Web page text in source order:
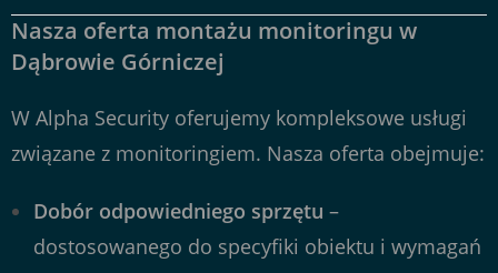
Nasza oferta montażu monitoringu w
Dąbrowie Górniczej
W Alpha Security oferujemy kompleksowe usługi
związane z monitoringiem. Nasza oferta obejmuje:
Dobór odpowiedniego sprzętu –
dostosowanego do specyfiki obiektu i wymagań